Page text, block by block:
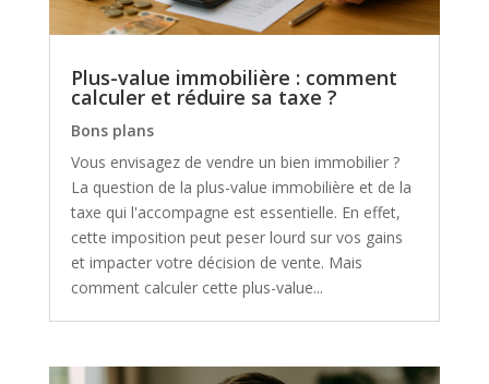
Plus-value immobilière : comment
calculer et réduire sa taxe ?
Bons plans
Vous envisagez de vendre un bien immobilier ?
La question de la plus-value immobilière et de la
taxe qui l'accompagne est essentielle. En effet,
cette imposition peut peser lourd sur vos gains
et impacter votre décision de vente. Mais
comment calculer cette plus-value...